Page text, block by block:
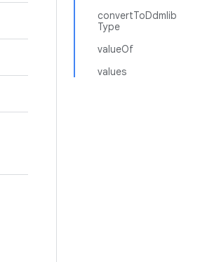
convertToDdmlib
Type
valueOf
values